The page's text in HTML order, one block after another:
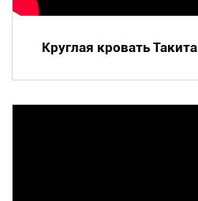
Круглая кровать Такита